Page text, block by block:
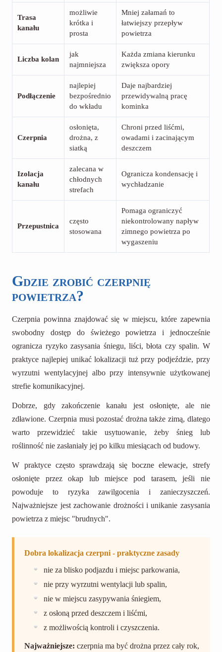
Trasa
kanału
możliwie
krótka i
prosta
Mniej załamań to
łatwiejszy przepływ
powietrza
Liczba kolan
jak
najmniejsza
Każda zmiana kierunku
zwiększa opory
Podłączenie
najlepiej
bezpośrednio
do wkładu
Daje najbardziej
przewidywalną pracę
kominka
Czerpnia
osłonięta,
drożna, z
siatką
Chroni przed liśćmi,
owadami i zacinającym
deszczem
Izolacja
kanału
zalecana w
chłodnych
strefach
Ogranicza kondensację i
wychładzanie
Przepustnica
często
stosowana
Pomaga ograniczyć
niekontrolowany napływ
zimnego powietrza po
wygaszeniu
Gdzie zrobić czerpnię
powietrza?
Czerpnia powinna znajdować się w miejscu, które zapewnia
swobodny dostęp do świeżego powietrza i jednocześnie
ogranicza ryzyko zasysania śniegu, liści, błota czy spalin. W
praktyce najlepiej unikać lokalizacji tuż przy podjeździe, przy
wyrzutni wentylacyjnej albo przy intensywnie użytkowanej
strefie komunikacyjnej.
Dobrze, gdy zakończenie kanału jest osłonięte, ale nie
zdławione. Czerpnia musi pozostać drożna także zimą, dlatego
warto przewidzieć takie usytuowanie, żeby śnieg lub
roślinność nie zasłaniały jej po kilku miesiącach od budowy.
W praktyce często sprawdzają się boczne elewacje, strefy
osłonięte przez okap lub miejsce pod tarasem, jeśli nie
powoduje to ryzyka zawilgocenia i zanieczyszczeń.
Najważniejsze jest zachowanie drożności i unikanie zasysania
powietrza z miejsc "brudnych".
Dobra lokalizacja czerpni - praktyczne zasady
nie za blisko podjazdu i miejsc parkowania,
nie przy wyrzutni wentylacji lub spalin,
nie w miejscu zasypywania śniegiem,
z osłoną przed deszczem i liśćmi,
z możliwością kontroli i czyszczenia.
Najważniejsze: czerpnia ma być drożna przez cały rok,